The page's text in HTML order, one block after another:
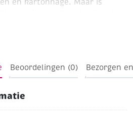
en kartonnage. Maar is
van papier, karton,
verdunnen met water.
Koel en vorstvrij
kinderen vanaf 6 jaar
Beoordelingen (0) Bezorgen